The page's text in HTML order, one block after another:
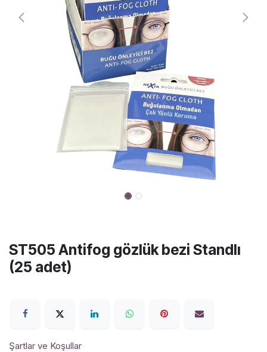
ST505 Antifog gözlük bezi Standlı
(25 adet)
Şartlar ve Koşullar